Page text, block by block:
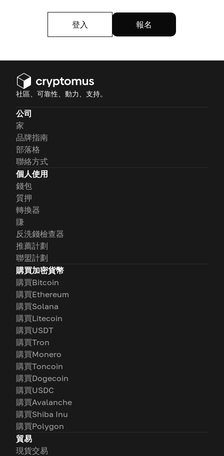
登入 報名
社區、可靠性、動力、支持。
公司
家
品牌指南
部落格
聯絡方式
個人使用
錢包
質押
轉換器
賺
反洗錢檢查器
推薦計劃
聯盟計劃
購買加密貨幣
購買Bitcoin
購買Ethereum
購買Solana
購買Litecoin
購買USDT
購買Tron
購買Monero
購買Toncoin
購買Dogecoin
購買USDC
購買Avalanche
購買Shiba Inu
購買Polygon
貿易
現貨交易